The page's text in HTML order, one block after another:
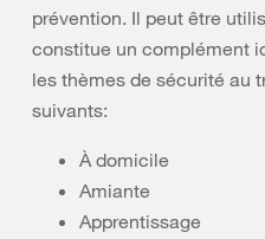
prévention. Il peut être
constitue un complément
les thèmes de sécurité au
suivants:
À domicile
Amiante
Apprentissage